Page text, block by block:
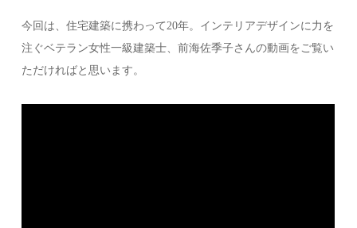
今回は、住宅建築に携わって20年。インテリアデザインに力を
注ぐベテラン女性一級建築士、前海佐季子さんの動画をご覧い
ただければと思います。